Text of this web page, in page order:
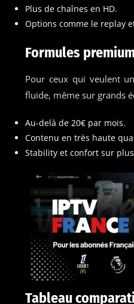
Plus de chaînes en HD.
Options comme le replay
Formules
Pour ceux qui veulent
fluide, même sur grands
Au-delà de 20€ par mois.
Contenu en très haute
Stability et confort sur
Tableau